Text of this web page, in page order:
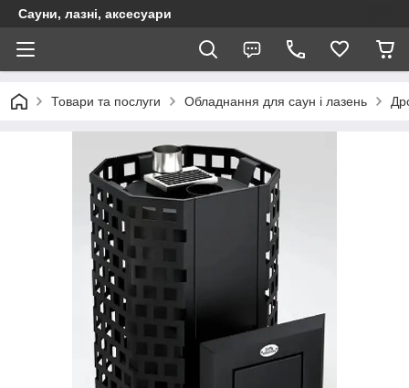
Сауни, лазні, аксесуари
Товари та послуги Обладнання для саун і лазень